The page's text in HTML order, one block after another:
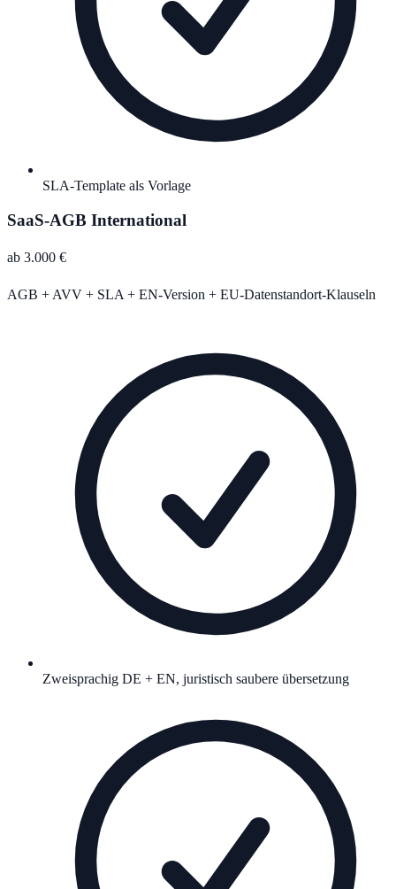
SLA-Template als Vorlage
SaaS-AGB International
ab 3.000 €
AGB + AVV + SLA + EN-Version + EU-Datenstandort-Klauseln
Zweisprachig DE + EN, juristisch saubere übersetzung